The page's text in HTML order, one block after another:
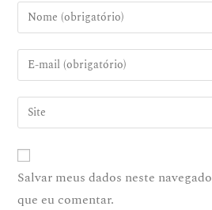
Salvar meus dados neste
que eu comentar.